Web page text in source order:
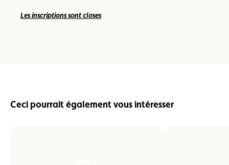
Les inscriptions sont closes
Ceci pourrait également vous intéresser